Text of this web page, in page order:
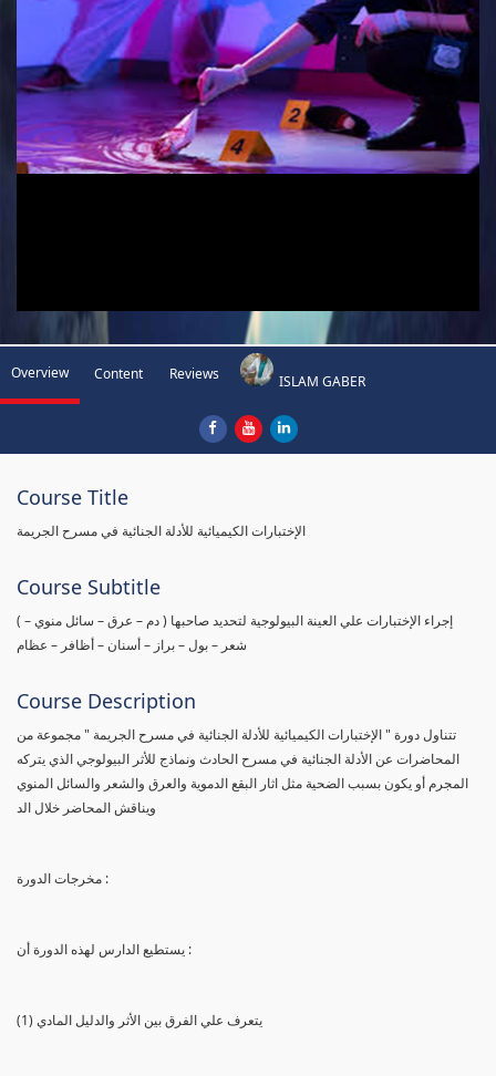
Overview Content Reviews ISLAM GABER
Course Title
الإختبارات الكيميائية للأدلة الجنائية في مسرح الجريمة
Course Subtitle
( إجراء الإختبارات علي العينة البيولوجية لتحديد صاحبها ( دم – عرق – سائل منوي –
شعر – بول – براز – أسنان – أظافر – عظام
Course Description
تتناول دورة " الإختبارات الكيميائية للأدلة الجنائية في مسرح الجريمة " مجموعة من
المحاضرات عن الأدلة الجنائية في مسرح الحادث ونماذج للأثر البيولوجي الذي يتركه
المجرم أو يكون بسبب الضحية مثل اثار البقع الدموية والعرق والشعر والسائل المنوي
ويناقش المحاضر خلال الد
مخرجات الدورة :
يستطيع الدارس لهذه الدورة أن :
(1) يتعرف علي الفرق بين الأثر والدليل المادي